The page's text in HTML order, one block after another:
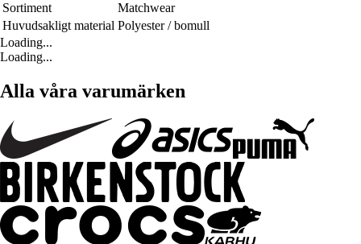
Sortiment
Matchwear
Huvudsakligt material Polyester / bomull
Loading...
Loading...
Alla våra varumärken